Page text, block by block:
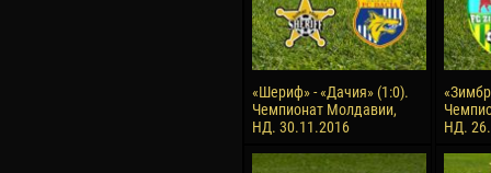
«Шериф» - «Дачия» (1:0).
Чемпионат Молдавии,
НД. 30.11.2016
НД.